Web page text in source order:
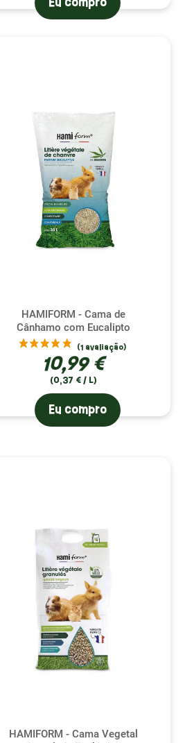
HAMIFORM - Cama de
Cânhamo com Eucalipto
10,99 €
(0,37 € / L)
Eu compro
HAMIFORM - Cama Vegetal